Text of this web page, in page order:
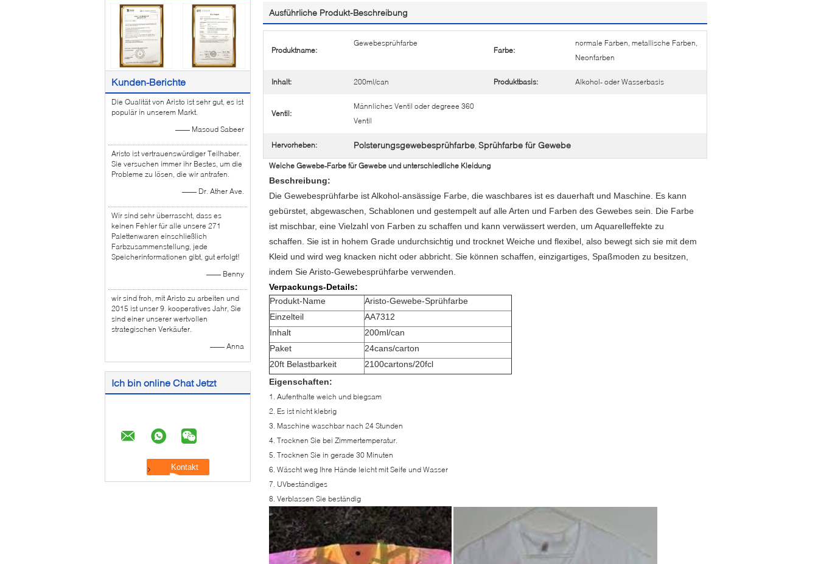
Kunden-Berichte
Die Qualität von Aristo ist sehr gut, es ist
populär in unserem Markt.
—— Masoud Sabeer
Aristo ist vertrauenswürdiger Teilhaber.
Sie versuchen immer ihr Bestes, um die
Probleme zu lösen, die wir antrafen.
—— Dr. Ather Ave.
Wir sind sehr überrascht, dass es
keinen Fehler für alle unsere 271
Palettenwaren einschließlich
Farbzusammenstellung, jede
Speicherinformationen gibt, gut erfolgt!
—— Benny
wir sind froh, mit Aristo zu arbeiten und
2015 ist unser 9. kooperatives Jahr, Sie
sind einer unserer wertvollen
strategischen Verkäufer.
—— Anna
Ich bin online Chat Jetzt
Ausführliche Produkt-Beschreibung
Produktname:
Gewebesprühfarbe
Farbe:
normale Farben, metallische Farben,
Neonfarben
Inhalt: 200ml/can Produktbasis: Alkohol- oder Wasserbasis
Ventil:
Männliches Ventil oder degreee 360
Ventil
Hervorheben: Polsterungsgewebesprühfarbe, Sprühfarbe für Gewebe
Weiche Gewebe-Farbe für Gewebe und unterschiedliche Kleidung
Beschreibung:
Die Gewebesprühfarbe ist Alkohol-ansässige Farbe, die waschbares ist es dauerhaft und Maschine. Es kann
gebürstet, abgewaschen, Schablonen und gestempelt auf alle Arten und Farben des Gewebes sein. Die Farbe
ist mischbar, eine Vielzahl von Farben zu schaffen und kann verwässert werden, um Aquarelleffekte zu
schaffen. Sie ist in hohem Grade undurchsichtig und trocknet Weiche und flexibel, also bewegt sich sie mit dem
Kleid und wird weg knacken nicht oder abbricht. Sie können schaffen, einzigartiges, Spaßmoden zu besitzen,
indem Sie Aristo-Gewebesprühfarbe verwenden.
Verpackungs-Details:
Produkt-Name
Aristo-Gewebe-Sprühfarbe
Einzelteil
AA7312
Inhalt
200ml/can
Paket
24cans/carton
20ft Belastbarkeit
2100cartons/20fcl
Eigenschaften:
1. Aufenthalte weich und biegsam
2. Es ist nicht klebrig
3. Maschine waschbar nach 24 Stunden
4. Trocknen Sie bei Zimmertemperatur.
5. Trocknen Sie in gerade 30 Minuten
6. Wäscht weg Ihre Hände leicht mit Seife und Wasser
7. UVbeständiges
8. Verblassen Sie beständig